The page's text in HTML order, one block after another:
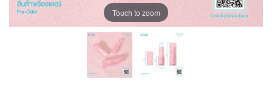
Touch to zoom